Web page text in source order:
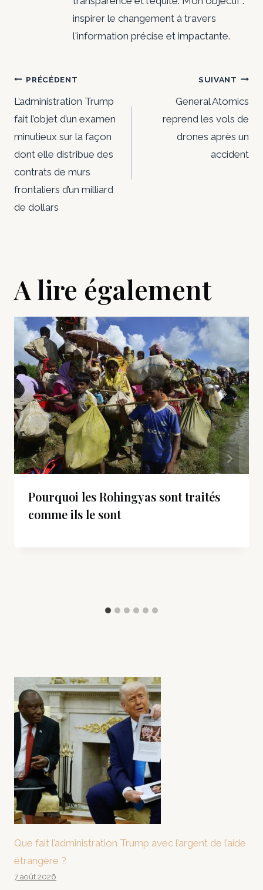
inspirer le changement à travers
l'information précise et impactante.
Navigation
de
l’article
PRÉCÉDENT
L’administration Trump
fait l’objet d’un examen
minutieux sur la façon
dont elle distribue des
contrats de murs
frontaliers d’un milliard
de dollars
SUIVANT
General Atomics
reprend les vols de
drones après un
accident
A lire également
Pourquoi les Rohingyas sont traités
comme ils le sont
Que fait l’administration Trump avec l’argent de l’aide
étrangère ?
7 août 2026